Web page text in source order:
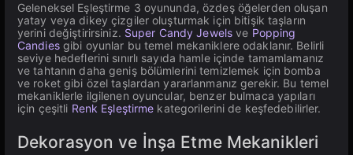
Geleneksel Eşleştirme 3 oyununda, özdeş öğelerden oluşan
yatay veya dikey çizgiler oluşturmak için bitişik taşların
yerini değiştirirsiniz. Super Candy Jewels ve Popping
Candiesgibi oyunlar bu temel mekaniklere odaklanır. Belirli
seviye hedeflerini sınırlı sayıda hamle içinde tamamlamanız
ve tahtanın daha geniş bölümlerini temizlemek için bomba
ve roket gibi özel taşlardan yararlanmanız gerekir. Bu temel
mekaniklerle ilgilenen oyuncular, benzer bulmaca yapıları
için çeşitli Renk Eşleştirme kategorilerini de keşfedebilirler.
Dekorasyon ve İnşa Etme Mekanikleri